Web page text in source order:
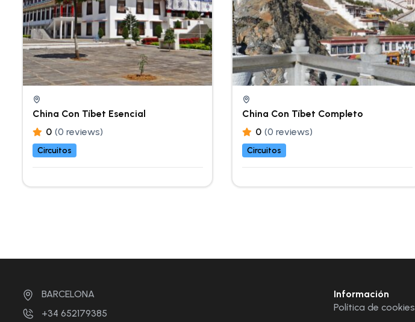
China Con Tíbet Esencial
0 (0 reviews)
Circuitos
China Con Tíbet Completo
0 (0 reviews)
Circuitos
BARCELONA
+34 652179385
Información
Política de cookies